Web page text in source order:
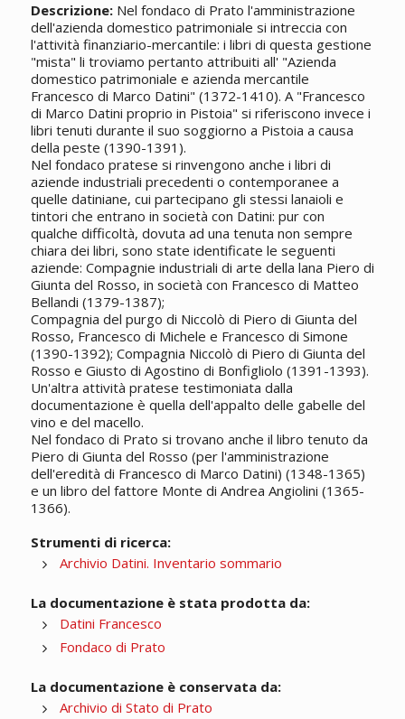
Descrizione:Nel fondaco di Prato l'amministrazione
dell'azienda domestico patrimoniale si intreccia con
l'attività finanziario-mercantile: i libri di questa gestione
"mista" li troviamo pertanto attribuiti all' "Azienda
domestico patrimoniale e azienda mercantile
Francesco di Marco Datini" (1372-1410). A "Francesco
di Marco Datini proprio in Pistoia" si riferiscono invece i
libri tenuti durante il suo soggiorno a Pistoia a causa
della peste (1390-1391).
Nel fondaco pratese si rinvengono anche i libri di
aziende industriali precedenti o contemporanee a
quelle datiniane, cui partecipano gli stessi lanaioli e
tintori che entrano in società con Datini: pur con
qualche difficoltà, dovuta ad una tenuta non sempre
chiara dei libri, sono state identificate le seguenti
aziende: Compagnie industriali di arte della lana Piero di
Giunta del Rosso, in società con Francesco di Matteo
Bellandi (1379-1387);
Compagnia del purgo di Niccolò di Piero di Giunta del
Rosso, Francesco di Michele e Francesco di Simone
(1390-1392); Compagnia Niccolò di Piero di Giunta del
Rosso e Giusto di Agostino di Bonfigliolo (1391-1393).
Un'altra attività pratese testimoniata dalla
documentazione è quella dell'appalto delle gabelle del
vino e del macello.
Nel fondaco di Prato si trovano anche il libro tenuto da
Piero di Giunta del Rosso (per l'amministrazione
dell'eredità di Francesco di Marco Datini) (1348-1365)
e un libro del fattore Monte di Andrea Angiolini (1365-
1366).
Strumenti di ricerca:
Archivio Datini. Inventario sommario
La documentazione è stata prodotta da:
Datini Francesco
Fondaco di Prato
La documentazione è conservata da:
Archivio di Stato di Prato